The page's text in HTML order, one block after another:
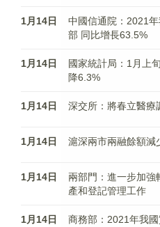
1月14日
中國信通院：2021
部 同比增長63.5%
1月14日
國家統計局：1月上
降6.3%
1月14日 深交所：將春立醫療
1月14日 滬深兩市兩融餘額減
1月14日
兩部門：進一步加強
產和登記管理工作
1月14日
商務部：2021年我